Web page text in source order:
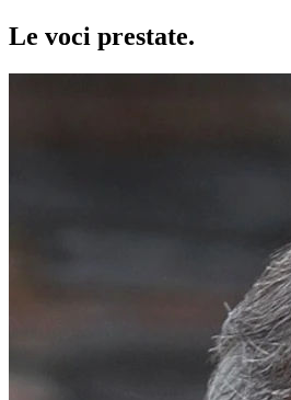
Le voci prestate.